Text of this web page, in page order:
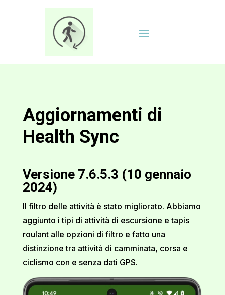
Aggiornamenti di
Health Sync
Versione 7.6.5.3 (10 gennaio
2024)
Il filtro delle attività è stato migliorato. Abbiamo
aggiunto i tipi di attività di escursione e tapis
roulant alle opzioni di filtro e fatto una
distinzione tra attività di camminata, corsa e
ciclismo con e senza dati GPS.